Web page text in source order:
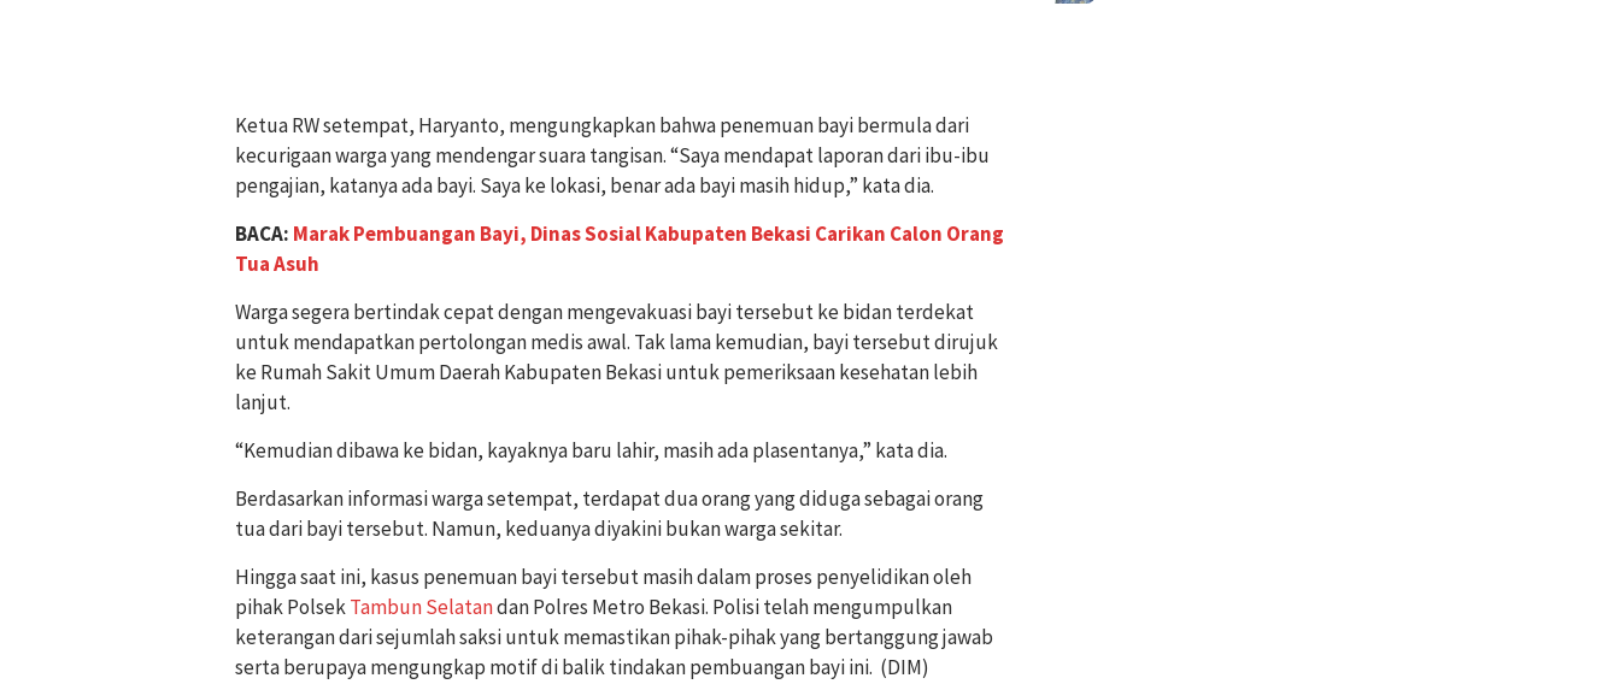
Ketua RW setempat, Haryanto, mengungkapkan bahwa penemuan bayi bermula dari
kecurigaan warga yang mendengar suara tangisan. “Saya mendapat laporan dari ibu-ibu
pengajian, katanya ada bayi. Saya ke lokasi, benar ada bayi masih hidup,” kata dia.
BACA: Marak Pembuangan Bayi, Dinas Sosial Kabupaten Bekasi Carikan Calon Orang
Tua Asuh
Warga segera bertindak cepat dengan mengevakuasi bayi tersebut ke bidan terdekat
untuk mendapatkan pertolongan medis awal. Tak lama kemudian, bayi tersebut dirujuk
ke Rumah Sakit Umum Daerah Kabupaten Bekasi untuk pemeriksaan kesehatan lebih
lanjut.
“Kemudian dibawa ke bidan, kayaknya baru lahir, masih ada plasentanya,” kata dia.
Berdasarkan informasi warga setempat, terdapat dua orang yang diduga sebagai orang
tua dari bayi tersebut. Namun, keduanya diyakini bukan warga sekitar.
Hingga saat ini, kasus penemuan bayi tersebut masih dalam proses penyelidikan oleh
pihak PolsekTambun Selatandan Polres Metro Bekasi. Polisi telah mengumpulkan
keterangan dari sejumlah saksi untuk memastikan pihak-pihak yang bertanggung jawab
serta berupaya mengungkap motif di balik tindakan pembuangan bayi ini. (DIM)